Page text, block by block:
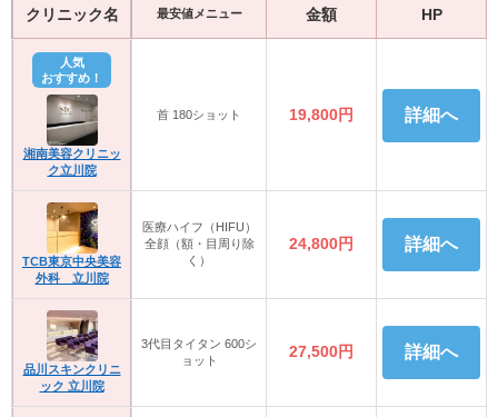
クリニック名 最安値メニュー 金額 HP
人気
おすすめ！
湘南美容クリニッ
ク立川院
首 180ショット 19,800円 詳細へ
TCB東京中央美容
外科 立川院
医療ハイフ（HIFU）
全顔（額・目周り除
く）
24,800円 詳細へ
品川スキンクリニ
ック 立川院
3代目タイタン 600シ
ョット
27,500円 詳細へ